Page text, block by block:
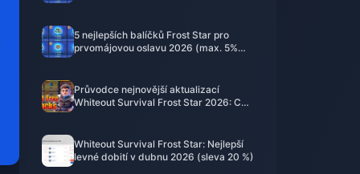
5 nejlepších balíčků Frost Star pro
prvomájovou oslavu 2026 (max. 5%
Průvodce nejnovější aktualizací
Whiteout Survival Frost Star 2026: Co
Whiteout Survival Frost Star: Nejlepší
levné dobití v dubnu 2026 (sleva 20 %)